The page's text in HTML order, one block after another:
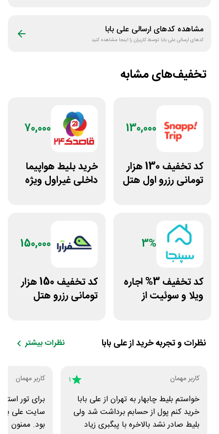
مشاهده کدهای ارسالی علی بابا
کدهای ارسالیعلی بابا توسط کاربران را اینجا مشاهده کنید
تخفیف‌های مشابه
130,000
کد تخفیف 130 هزار
تومانی رزرو اول هتل
70,000
خرید بلیط هواپیما
داخلی غیراول ویژه
3%
کد تخفیف 3% اجاره
ویلا و سوئیت از
150,000
کد تخفیف 150 هزار
تومانی رزرو هتل
نظرات و تجربه خرید ازعلی بابا نظرات بیشتر
کاربر مهمان 1
خواستم بلیط چابهار به تهران از علی بابا
خرید کنم پول از حسابم برداشت شد ولی
بلیط صادر نشد بالاخره با پبگبری زیاد
کاربر مهمان
برای تور
سایت علی
بود. ممنون